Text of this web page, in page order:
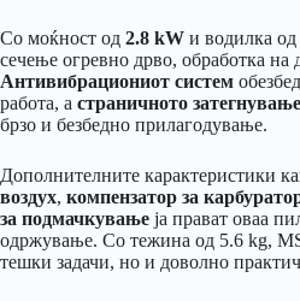
Со моќност од 2.8 kW и водилка од
сечење огревно дрво, обработка на
Антивибрациониот систем
работа, а страничното
брзо и безбедно прилагодување.
Дополнителните карактеристики
воздух, компензатор за
за подмачкување ја прават оваа
одржување. Со тежина од 5.6 kg,
тешки задачи, но и доволно